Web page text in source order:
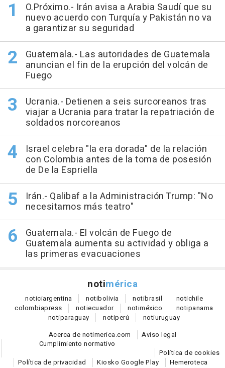
O.Próximo.- Irán avisa a Arabia Saudí que su
nuevo acuerdo con Turquía y Pakistán no va
a garantizar su seguridad
Guatemala.- Las autoridades de Guatemala
anuncian el fin de la erupción del volcán de
Fuego
Ucrania.- Detienen a seis surcoreanos tras
viajar a Ucrania para tratar la repatriación de
soldados norcoreanos
Israel celebra "la era dorada" de la relación
con Colombia antes de la toma de posesión
de De la Espriella
Irán.- Qalibaf a la Administración Trump: "No
necesitamos más teatro"
Guatemala.- El volcán de Fuego de
Guatemala aumenta su actividad y obliga a
las primeras evacuaciones
notimérica
noticiargentina notibolivia notibrasil notichile
colombiapress notiecuador notiméxico notipanama
notiparaguay notiperú notiuruguay
Acerca de notimerica.com
Aviso legal
Cumplimiento normativo
Política de cookies
Política de privacidad
Kiosko Google Play
Hemeroteca